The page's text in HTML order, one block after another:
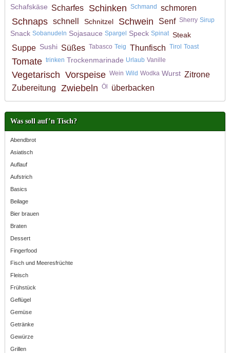
Schafskäse Scharfes Schinken Schmand schmoren
Schnaps schnell Schnitzel Schwein Senf Sherry Sirup
Snack Sobanudeln Sojasauce Spargel Speck Spinat Steak
Suppe Sushi Süßes Tabasco Teig Thunfisch Tirol Toast
Tomate trinken Trockenmarinade Urlaub Vanille
Vegetarisch Vorspeise Wein Wild Wodka Wurst Zitrone
Zubereitung
Zwiebeln Öl überbacken
Was soll auf’n Tisch?
Abendbrot
Asiatisch
Auflauf
Aufstrich
Basics
Beilage
Bier brauen
Braten
Dessert
Fingerfood
Fisch und Meeresfrüchte
Fleisch
Frühstück
Geflügel
Gemüse
Getränke
Gewürze
Grillen